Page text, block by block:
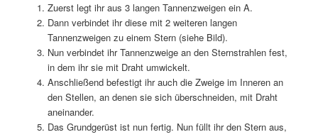
Zuerst legt ihr aus 3 langen Tannenzweigen ein A.
Dann verbindet ihr diese mit 2 weiteren langen
Tannenzweigen zu einem Stern (siehe Bild).
Nun verbindet ihr Tannenzweige an den Sternstrahlen fest,
in dem ihr sie mit Draht umwickelt.
Anschließend befestigt ihr auch die Zweige im Inneren an
den Stellen, an denen sie sich überschneiden, mit Draht
aneinander.
Das Grundgerüst ist nun fertig. Nun füllt ihr den Stern aus,